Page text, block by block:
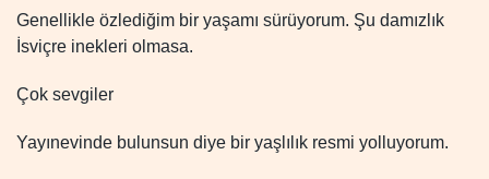
Genellikle özlediğim bir yaşamı sürüyorum. Şu damızlık
İsviçre inekleri olmasa.
Çok sevgiler
Yayınevinde bulunsun diye bir yaşlılık resmi yolluyorum.